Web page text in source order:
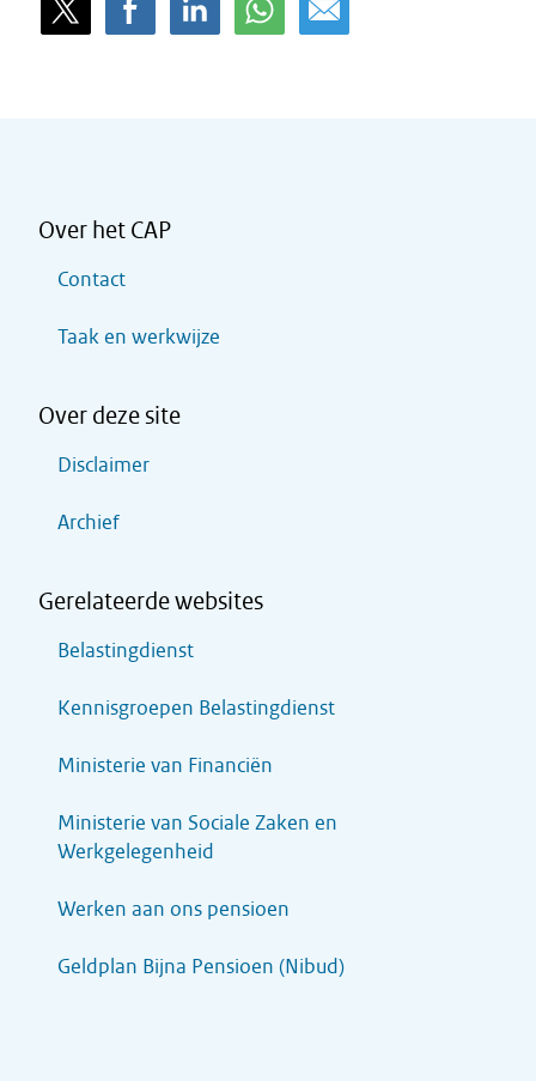
Over het CAP
Contact
Taak en werkwijze
Over deze site
Disclaimer
Archief
Gerelateerde websites
Belastingdienst
Kennisgroepen Belastingdienst
Ministerie van Financiën
Ministerie van Sociale Zaken en
Werkgelegenheid
Werken aan ons pensioen
Geldplan Bijna Pensioen (Nibud)